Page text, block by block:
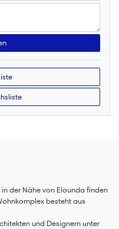
der Nähe von Elounda finden
besteht aus
und Designern unter